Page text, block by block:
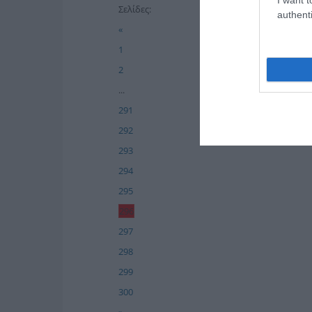
Σελίδες:
«
1
2
...
291
292
293
294
295
296
297
298
299
300